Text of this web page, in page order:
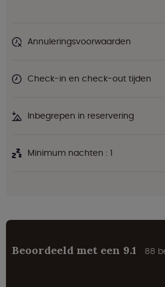
Annuleringsvoorwaarden
Check-in en check-out tijden
Inbegrepen in reservering
Minimum nachten : 1
Beoordeeld met een 9.1 88